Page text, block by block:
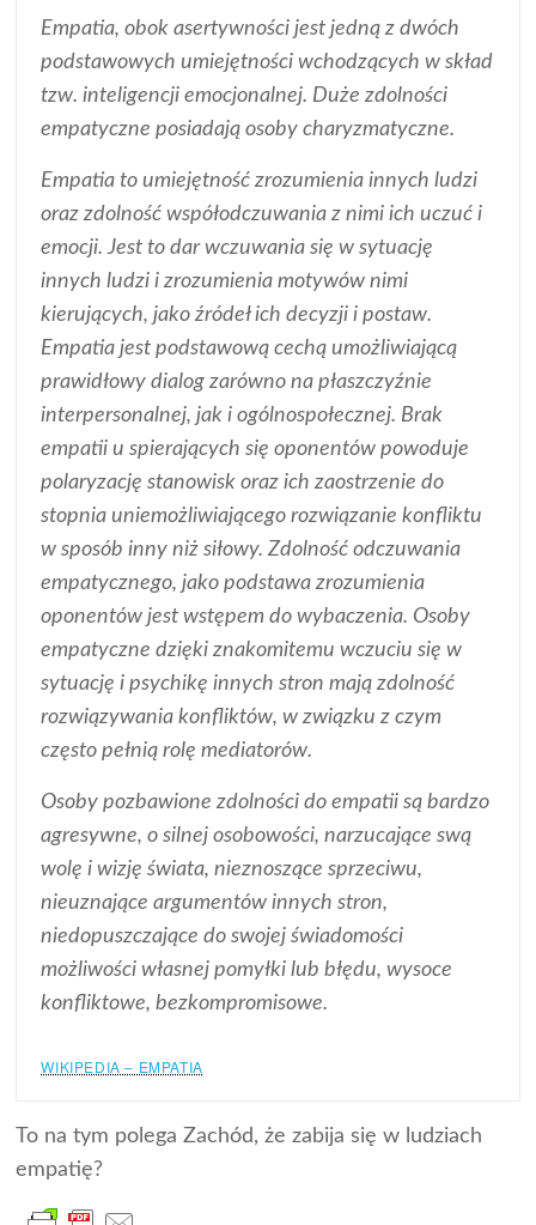
Empatia, obok asertywności jest jedną z dwóch
podstawowych umiejętności wchodzących w skład
tzw. inteligencji emocjonalnej. Duże zdolności
empatyczne posiadają osoby charyzmatyczne.
Empatia to umiejętność zrozumienia innych ludzi
oraz zdolność współodczuwania z nimi ich uczuć i
emocji. Jest to dar wczuwania się w sytuację
innych ludzi i zrozumienia motywów nimi
kierujących, jako źródeł ich decyzji i postaw.
Empatia jest podstawową cechą umożliwiającą
prawidłowy dialog zarówno na płaszczyźnie
interpersonalnej, jak i ogólnospołecznej. Brak
empatii u spierających się oponentów powoduje
polaryzację stanowisk oraz ich zaostrzenie do
stopnia uniemożliwiającego rozwiązanie konfliktu
w sposób inny niż siłowy. Zdolność odczuwania
empatycznego, jako podstawa zrozumienia
oponentów jest wstępem do wybaczenia. Osoby
empatyczne dzięki znakomitemu wczuciu się w
sytuację i psychikę innych stron mają zdolność
rozwiązywania konfliktów, w związku z czym
często pełnią rolę mediatorów.
Osoby pozbawione zdolności do empatii są bardzo
agresywne, o silnej osobowości, narzucające swą
wolę i wizję świata, nieznoszące sprzeciwu,
nieuznające argumentów innych stron,
niedopuszczające do swojej świadomości
możliwości własnej pomyłki lub błędu, wysoce
konfliktowe, bezkompromisowe.
WIKIPEDIA – EMPATIA
To na tym polega Zachód, że zabija się w ludziach
empatię?